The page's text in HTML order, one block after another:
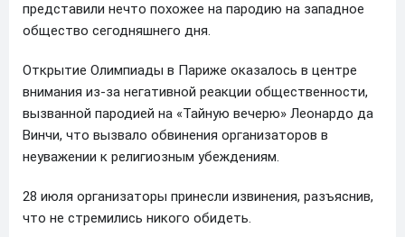
представили нечто похожее на пародию на западное
общество сегодняшнего дня.
Открытие Олимпиады в Париже оказалось в центре
внимания из-за негативной реакции общественности,
вызванной пародией на «Тайную вечерю» Леонардо да
Винчи, что вызвало обвинения организаторов в
неуважении к религиозным убеждениям.
28 июля организаторы принесли извинения, разъяснив,
что не стремились никого обидеть.